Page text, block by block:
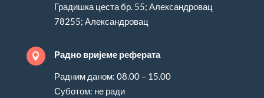
Градишка цеста бр. 55; Александровац
78255; Александровац
 Радно вријеме реферата
Радним даном: 08.00 – 15.00
Суботом: не ради